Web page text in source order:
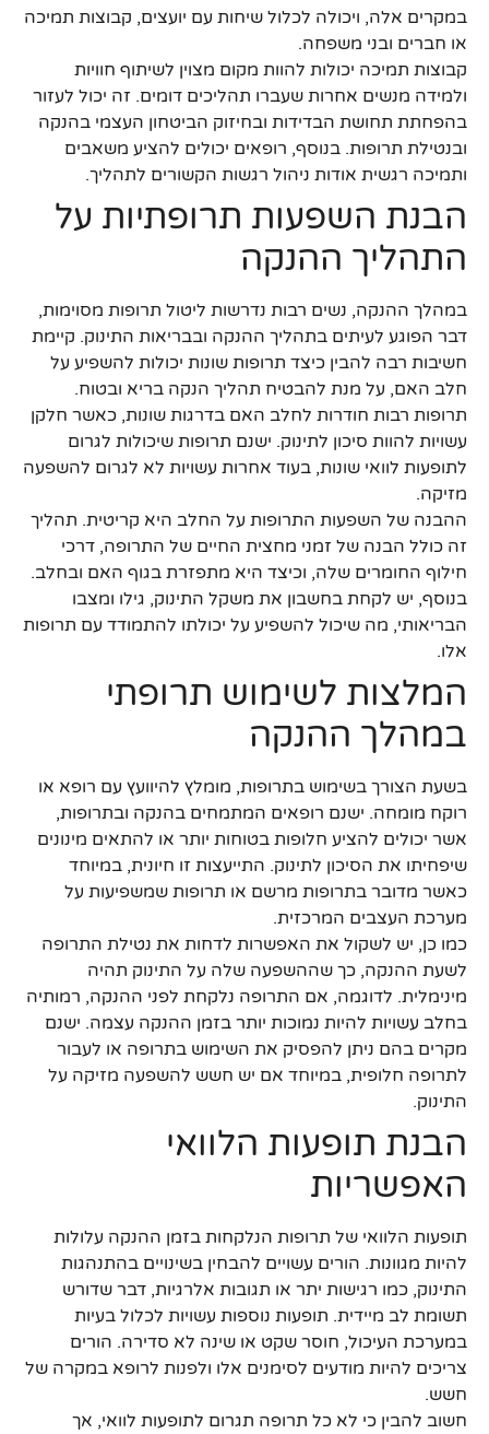
במקרים אלה, ויכולה לכלול שיחות עם יועצים, קבוצות תמיכה
או חברים ובני משפחה.
קבוצות תמיכה יכולות להוות מקום מצוין לשיתוף חוויות
ולמידה מנשים אחרות שעברו תהליכים דומים. זה יכול לעזור
בהפחתת תחושת הבדידות ובחיזוק הביטחון העצמי בהנקה
ובנטילת תרופות. בנוסף, רופאים יכולים להציע משאבים
ותמיכה רגשית אודות ניהול רגשות הקשורים לתהליך.
הבנת השפעות תרופתיות על
התהליך ההנקה
במהלך ההנקה, נשים רבות נדרשות ליטול תרופות מסוימות,
דבר הפוגע לעיתים בתהליך ההנקה ובבריאות התינוק. קיימת
חשיבות רבה להבין כיצד תרופות שונות יכולות להשפיע על
חלב האם, על מנת להבטיח תהליך הנקה בריא ובטוח.
תרופות רבות חודרות לחלב האם בדרגות שונות, כאשר חלקן
עשויות להוות סיכון לתינוק. ישנם תרופות שיכולות לגרום
לתופעות לוואי שונות, בעוד אחרות עשויות לא לגרום להשפעה
מזיקה.
ההבנה של השפעות התרופות על החלב היא קריטית. תהליך
זה כולל הבנה של זמני מחצית החיים של התרופה, דרכי
חילוף החומרים שלה, וכיצד היא מתפזרת בגוף האם ובחלב.
בנוסף, יש לקחת בחשבון את משקל התינוק, גילו ומצבו
הבריאותי, מה שיכול להשפיע על יכולתו להתמודד עם תרופות
אלו.
המלצות לשימוש תרופתי
במהלך ההנקה
בשעת הצורך בשימוש בתרופות, מומלץ להיוועץ עם רופא או
רוקח מומחה. ישנם רופאים המתמחים בהנקה ובתרופות,
אשר יכולים להציע חלופות בטוחות יותר או להתאים מינונים
שיפחיתו את הסיכון לתינוק. התייעצות זו חיונית, במיוחד
כאשר מדובר בתרופות מרשם או תרופות שמשפיעות על
מערכת העצבים המרכזית.
כמו כן, יש לשקול את האפשרות לדחות את נטילת התרופה
לשעת ההנקה, כך שההשפעה שלה על התינוק תהיה
מינימלית. לדוגמה, אם התרופה נלקחת לפני ההנקה, רמותיה
בחלב עשויות להיות נמוכות יותר בזמן ההנקה עצמה. ישנם
מקרים בהם ניתן להפסיק את השימוש בתרופה או לעבור
לתרופה חלופית, במיוחד אם יש חשש להשפעה מזיקה על
התינוק.
הבנת תופעות הלוואי
האפשריות
תופעות הלוואי של תרופות הנלקחות בזמן ההנקה עלולות
להיות מגוונות. הורים עשויים להבחין בשינויים בהתנהגות
התינוק, כמו רגישות יתר או תגובות אלרגיות, דבר שדורש
תשומת לב מיידית. תופעות נוספות עשויות לכלול בעיות
במערכת העיכול, חוסר שקט או שינה לא סדירה. הורים
צריכים להיות מודעים לסימנים אלו ולפנות לרופא במקרה של
חשש.
חשוב להבין כי לא כל תרופה תגרום לתופעות לוואי, אך